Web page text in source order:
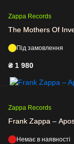
Zappa Records
The Mothers Of
Під замовлення
₴ 1 980
Zappa Records
Frank Zappa –
Немає в наявності